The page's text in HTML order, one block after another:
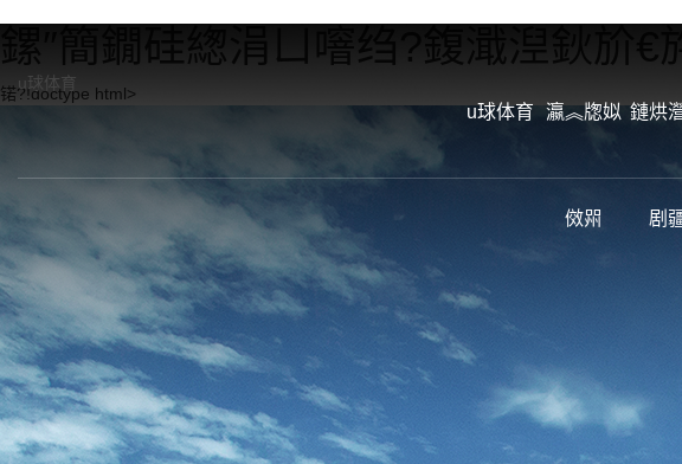
鏍″簡鐗硅緫涓ㄩ噾绉?鍑濈湼鈥斺
锘?!doctype html>
u球体育
u球体育 瀛︽牎姒
傚喌
鏈烘
剧